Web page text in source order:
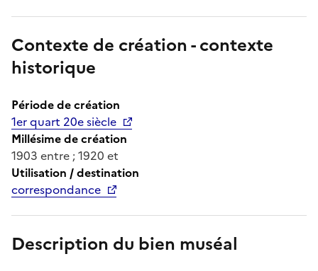
Contexte de création - contexte
historique
Période de création
1er quart 20e siècle
Millésime de création
1903 entre ; 1920 et
Utilisation / destination
correspondance
Description du bien muséal